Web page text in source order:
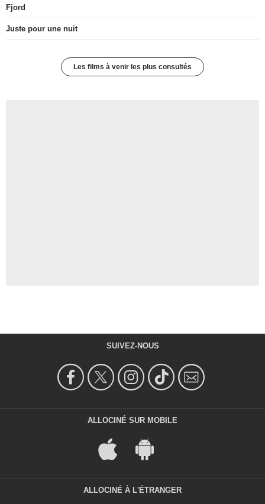
Fjord
Juste pour une nuit
Les films à venir les plus consultés
SUIVEZ-NOUS
ALLOCINÉ SUR MOBILE
ALLOCINÉ À L'ÉTRANGER